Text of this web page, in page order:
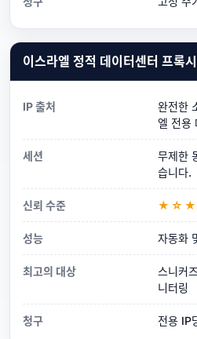
이스라엘 정적 데이터센터 프록시
IP 출처
완전한
엘 전용
세션
무제한
습니다.
신뢰 수준 ★☆★
성능 자동화
최고의 대상
스니커
니터링
청구 전용 IP